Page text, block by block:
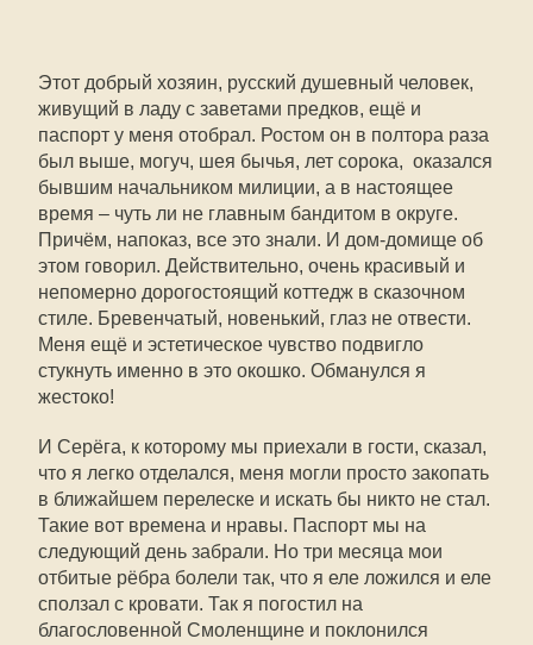
Этот добрый хозяин, русский душевный человек,
живущий в ладу с заветами предков, ещё и
паспорт у меня отобрал. Ростом он в полтора раза
был выше, могуч, шея бычья, лет сорока, оказался
бывшим начальником милиции, а в настоящее
время – чуть ли не главным бандитом в округе.
Причём, напоказ, все это знали. И дом-домище об
этом говорил. Действительно, очень красивый и
непомерно дорогостоящий коттедж в сказочном
стиле. Бревенчатый, новенький, глаз не отвести.
Меня ещё и эстетическое чувство подвигло
стукнуть именно в это окошко. Обманулся я
жестоко!
И Серёга, к которому мы приехали в гости, сказал,
что я легко отделался, меня могли просто закопать
в ближайшем перелеске и искать бы никто не стал.
Такие вот времена и нравы. Паспорт мы на
следующий день забрали. Но три месяца мои
отбитые рёбра болели так, что я еле ложился и еле
сползал с кровати. Так я погостил на
благословенной Смоленщине и поклонился